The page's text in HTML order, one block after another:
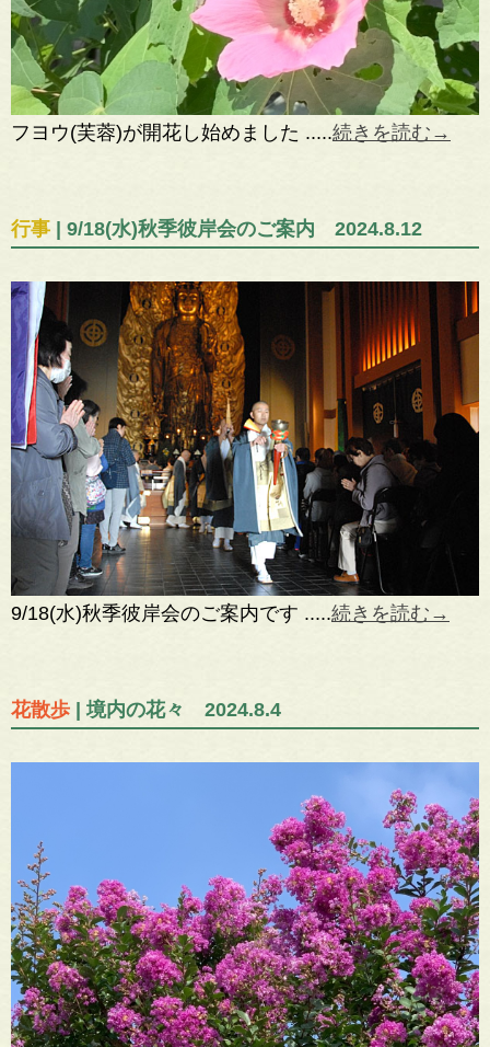
フヨウ(芙蓉)が開花し始めました .....続きを読む→
行事 | 9/18(水)秋季彼岸会のご案内 2024.8.12
9/18(水)秋季彼岸会のご案内です .....続きを読む→
花散歩 | 境内の花々 2024.8.4